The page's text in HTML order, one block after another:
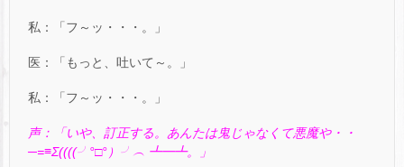
私：「フ～ッ・・・。」
医：「もっと、吐いて～。」
私：「フ～ッ・・・。」
声：「いや、訂正する。あんたは鬼じゃなくて悪魔や・・
─=≡Σ((((╯°□°）╯︵ ┻━┻。」